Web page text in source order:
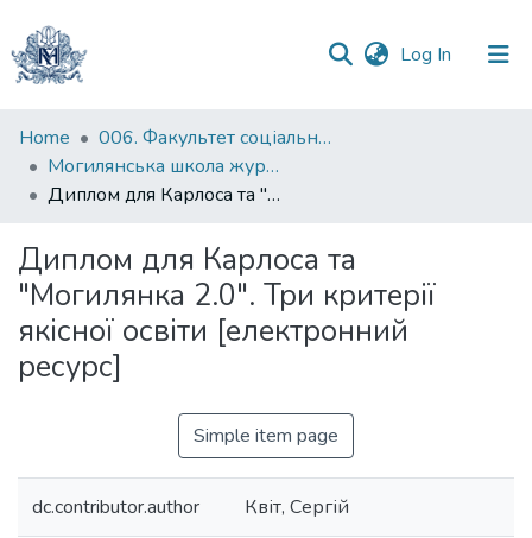
Log In (current)
Communities
&
Collections
Statistics
Home
006. Факультет соціальних наук і соціальних технологій
Могилянська школа журналістики
Диплом для Карлоса та "Могилянка 2.0". Три критерії якісної освіти [електронний ресурс]
Диплом для Карлоса та
"Могилянка 2.0". Три критерії
якісної освіти [електронний
ресурс]
Simple item page
dc.contributor.author Квіт, Сергій